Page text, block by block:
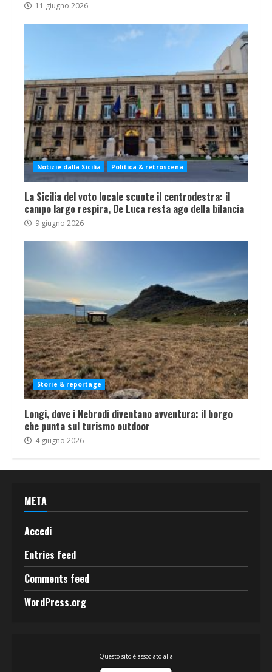
11 giugno 2026
Notizie dalla Sicilia Politica & retroscena
La Sicilia del voto locale scuote il centrodestra: il
campo largo respira, De Luca resta ago della bilancia
9 giugno 2026
Storie & reportage
Longi, dove i Nebrodi diventano avventura: il borgo
che punta sul turismo outdoor
4 giugno 2026
META
Accedi
Entries feed
Comments feed
WordPress.org
Questo sito è associato alla